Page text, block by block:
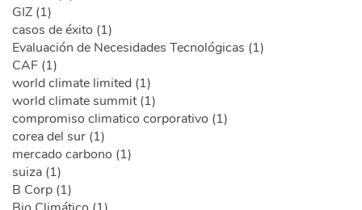
GIZ (1)
casos de éxito (1)
Evaluación de Necesidades Tecnológicas (1)
CAF (1)
world climate limited (1)
world climate summit (1)
compromiso climatico corporativo (1)
corea del sur (1)
mercado carbono (1)
suiza (1)
B Corp (1)